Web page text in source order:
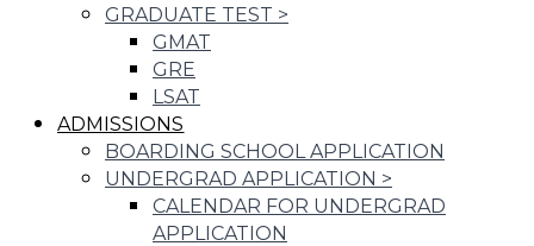
GRADUATE TEST >
GMAT
GRE
LSAT
ADMISSIONS
BOARDING SCHOOL APPLICATION
UNDERGRAD APPLICATION >
CALENDAR FOR UNDERGRAD
APPLICATION